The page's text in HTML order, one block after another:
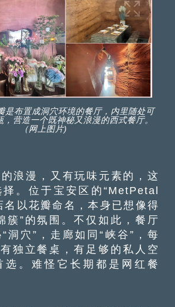
是布置成洞穴环境的餐厅，内里随处可
，营造一个既神秘又浪漫的西式餐厅。
（网上图片)
漫，又有玩味元素的，这
。位于宝安区的“MetPetal
名以花瓣命名，本身已想像得
簇”的氛围。不仅如此，餐厅
洞穴”，走廊如同“峡谷”，每
独立餐桌，有足够的私人空
选。难怪它长期都是网红餐